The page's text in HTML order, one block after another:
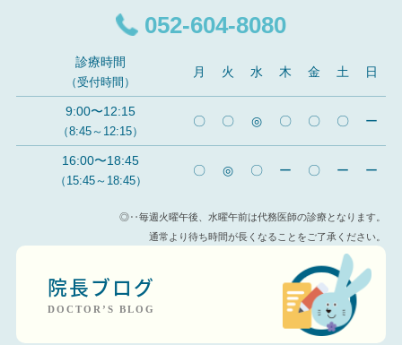
052-604-8080
診療時間
（受付時間）
月 火 水 木 金 土 日
9:00〜12:15
（8:45～12:15）
〇 〇 ◎ 〇 〇 〇 ー
16:00〜18:45
（15:45～18:45）
〇 ◎ 〇 ー 〇 ー ー
◎‥毎週火曜午後、水曜午前は代務医師の診療となります。
通常より待ち時間が長くなることをご了承ください。
院長ブログ
DOCTOR’S BLOG